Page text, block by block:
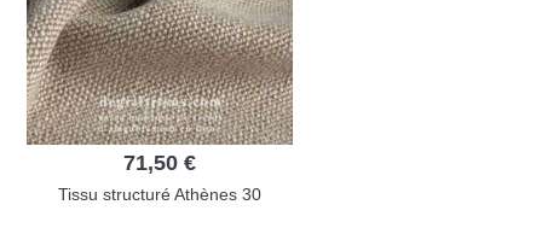
71,50 €
Tissu structuré Athènes 30